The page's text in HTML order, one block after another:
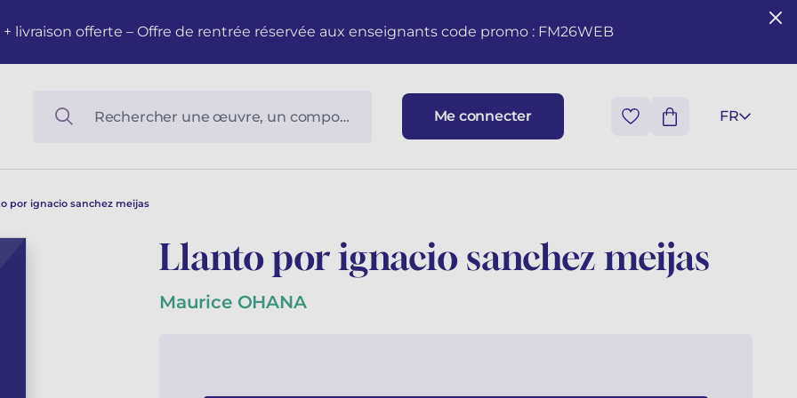
livraison offerte – Offre de rentrée réservée aux enseignants code promo : FM26WEB
Me connecter FR
por ignacio sanchez meijas
Llanto por ignacio sanchez meijas
Maurice OHANA